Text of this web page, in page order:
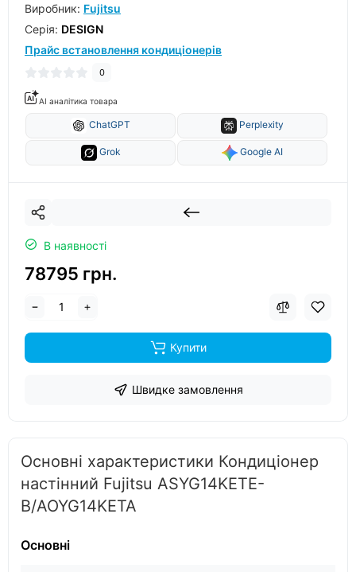
Виробник: Fujitsu
Серiя: DESIGN
Прайс встановлення кондиціонерів
0
AI аналітика товара
ChatGPT Perplexity
Grok Google AI
В наявності
78795 грн.
Купити
Швидке замовлення
Основні характеристики Кондиціонер
настінний Fujitsu ASYG14KETE-
B/AOYG14KETA
Основні